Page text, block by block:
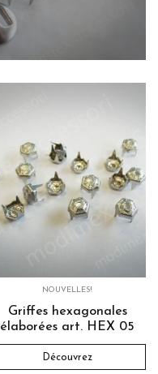
NOUVELLES!
Griffes hexagonales
élaborées art. HEX 05
Découvrez